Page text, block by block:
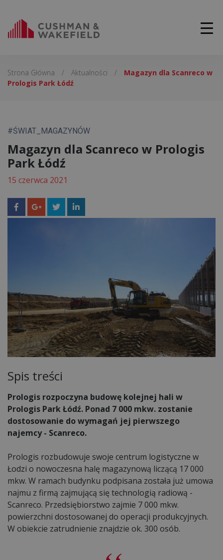
Strona Główna / Aktualności /
Magazyn dla Scanreco w
Prologis Park Łódź
#ŚWIAT_MAGAZYNÓW
Magazyn dla Scanreco w Prologis
Park Łódź
15 czerwca 2021
Spis treści
Prologis rozpoczyna budowę kolejnej hali w
Prologis Park Łódź. Ponad 7 000 mkw. zostanie
dostosowanie do wymagań jej pierwszego
najemcy - Scanreco.
Prologis rozbudowuje swoje centrum logistyczne w
Łodzi o nowoczesna halę magazynową liczącą 17 000
mkw. W ramach budynku podpisana została już umowa
najmu z firmą zajmującą się technologią radiową -
Scanreco. Przedsiębiorstwo zajmie 7 000 mkw.
powierzchni dostosowanej do operacji produkcyjnych.
W obiekcie zatrudnienie znajdzie ok. 300 osób.